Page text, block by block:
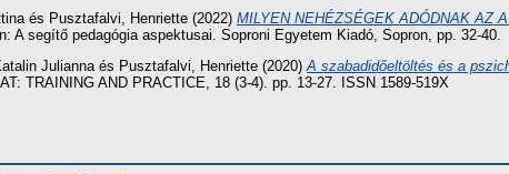
és Pusztafalvi, Henriette (2022) MILYEN NEHÉZSÉGEK ADÓDNAK AZ
A segítő pedagógia aspektusai. Soproni Egyetem Kiadó, Sopron, pp. 32-40.
Julianna és Pusztafalvi, Henriette (2020) A szabadidőeltöltés és a
TRAINING AND PRACTICE, 18 (3-4). pp. 13-27. ISSN 1589-519X